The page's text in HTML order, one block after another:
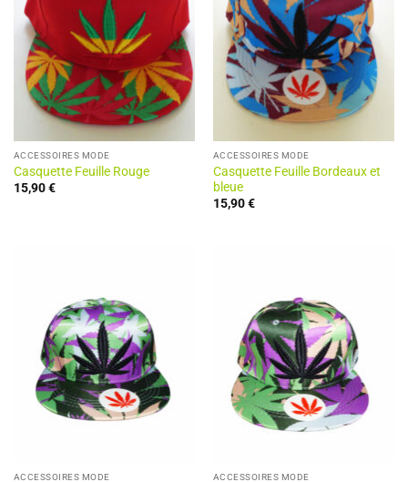
ACCESSOIRES MODE
Casquette Feuille Rouge
15,90€
ACCESSOIRES MODE
Casquette Feuille Bordeaux et
bleue
15,90€
ACCESSOIRES MODE ACCESSOIRES MODE